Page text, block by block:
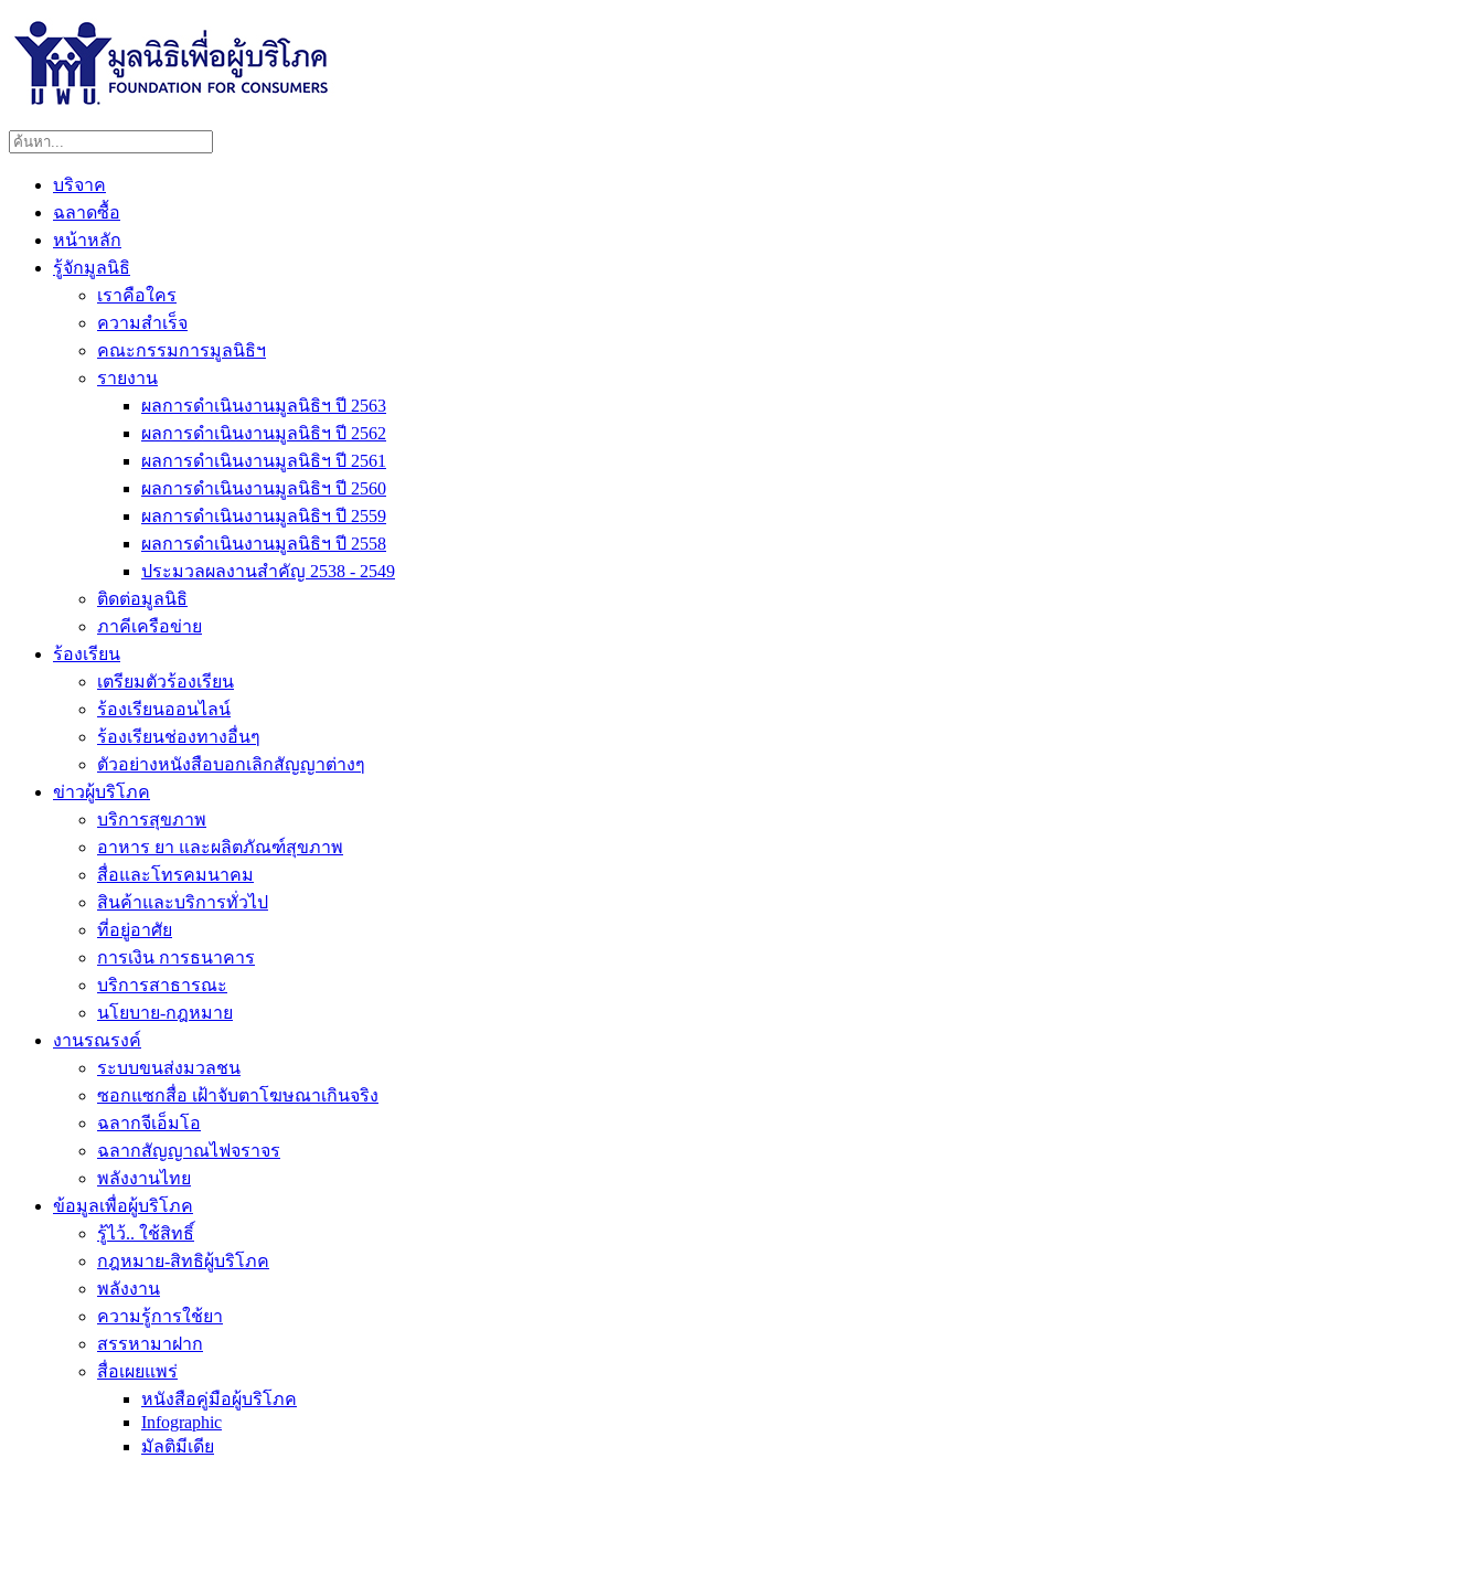
บริจาค
ฉลาดซื้อ
หน้าหลัก
รู้จักมูลนิธิ
เราคือใคร
ความสำเร็จ
คณะกรรมการมูลนิธิฯ
รายงาน
ผลการดำเนินงานมูลนิธิฯ ปี 2563
ผลการดำเนินงานมูลนิธิฯ ปี 2562
ผลการดำเนินงานมูลนิธิฯ ปี 2561
ผลการดำเนินงานมูลนิธิฯ ปี 2560
ผลการดำเนินงานมูลนิธิฯ ปี 2559
ผลการดำเนินงานมูลนิธิฯ ปี 2558
ประมวลผลงานสำคัญ 2538 - 2549
ติดต่อมูลนิธิ
ภาคีเครือข่าย
ร้องเรียน
เตรียมตัวร้องเรียน
ร้องเรียนออนไลน์
ร้องเรียนช่องทางอื่นๆ
ตัวอย่างหนังสือบอกเลิกสัญญาต่างๆ
ข่าวผู้บริโภค
บริการสุขภาพ
อาหาร ยา และผลิตภัณฑ์สุขภาพ
สื่อและโทรคมนาคม
สินค้าและบริการทั่วไป
ที่อยู่อาศัย
การเงิน การธนาคาร
บริการสาธารณะ
นโยบาย-กฎหมาย
งานรณรงค์
ระบบขนส่งมวลชน
ซอกแซกสื่อ เฝ้าจับตาโฆษณาเกินจริง
ฉลากจีเอ็มโอ
ฉลากสัญญาณไฟจราจร
พลังงานไทย
ข้อมูลเพื่อผู้บริโภค
รู้ไว้.. ใช้สิทธิ์
กฎหมาย-สิทธิผู้บริโภค
พลังงาน
ความรู้การใช้ยา
สรรหามาฝาก
สื่อเผยแพร่
หนังสือคู่มือผู้บริโภค
Infographic
มัลติมีเดีย